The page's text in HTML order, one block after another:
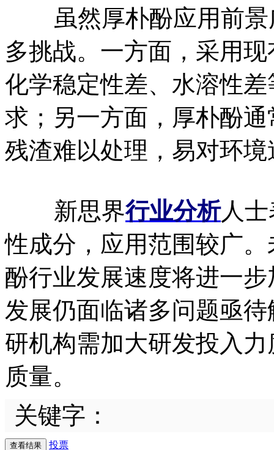
虽然厚朴酚应用前景
多挑战。一方面，采用
化学稳定性差、水溶性
求；另一方面，厚朴酚
残渣难以处理，易对环
新思界行业分析人
性成分，应用范围较广
酚行业发展速度将进一
发展仍面临诸多问题亟
研机构需加大研发投入
质量。
关键字：
投票